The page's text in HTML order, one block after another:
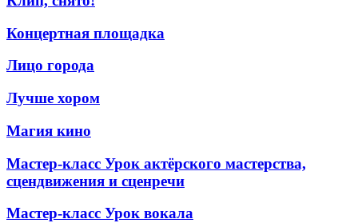
Концертная площадка
Лицо города
Лучше хором
Магия кино
Мастер-класс Урок актёрского мастерства,
сцендвижения и сценречи
Мастер-класс Урок вокала